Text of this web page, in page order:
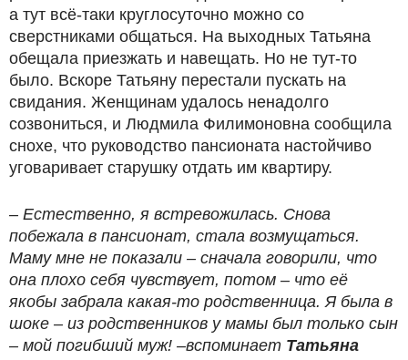
а тут всё-таки круглосуточно можно со
сверстниками общаться. На выходных Татьяна
обещала приезжать и навещать. Но не тут-то
было. Вскоре Татьяну перестали пускать на
свидания. Женщинам удалось ненадолго
созвониться, и Людмила Филимоновна сообщила
снохе, что руководство пансионата настойчиво
уговаривает старушку отдать им квартиру.
– Естественно, я встревожилась. Снова
побежала в пансионат, стала возмущаться.
Маму мне не показали – сначала говорили, что
она плохо себя чувствует, потом – что её
якобы забрала какая-то родственница. Я была в
шоке – из родственников у мамы был только сын
– мой погибший муж! –вспоминает Татьяна